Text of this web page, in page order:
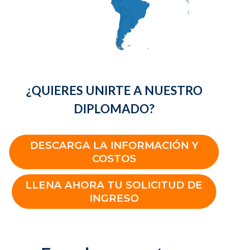
¿QUIERES UNIRTE A NUESTRO
DIPLOMADO?
DESCARGA LA INFORMACIÓN Y
COSTOS
LLENA AHORA TU SOLICITUD DE
INGRESO